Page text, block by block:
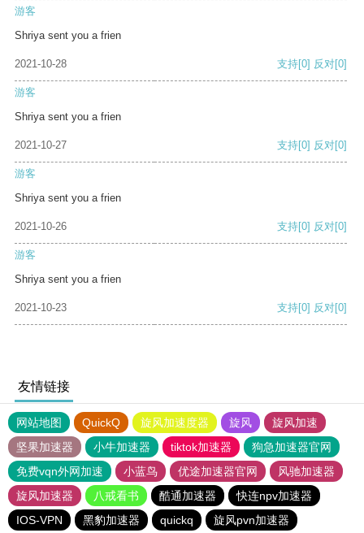
游客
Shriya sent you a frien
2021-10-28 支持[0] 反对[0]
游客
Shriya sent you a frien
2021-10-27 支持[0] 反对[0]
游客
Shriya sent you a frien
2021-10-26 支持[0] 反对[0]
游客
Shriya sent you a frien
2021-10-23 支持[0] 反对[0]
友情链接
网站地图 QuickQ 旋风加速度器 旋风
旋风加速
坚果加速器
小牛加速器 tiktok加速器
狗急加速器官网
免费vqn外网加速
小蓝鸟 优途加速器官网
风驰加速器
旋风加速器
八戒看书 酷通加速器
快连npv加速器
IOS-VPN
黑豹加速器 quickq 旋风pvn加速器